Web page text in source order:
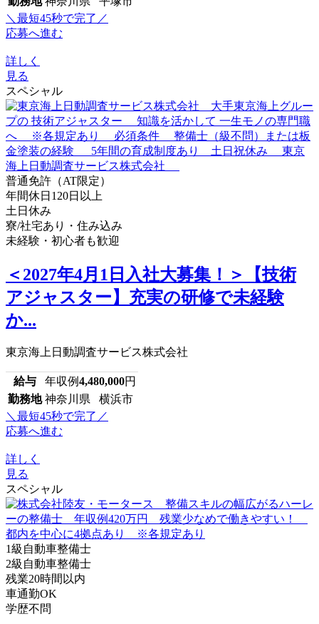
＼最短45秒で完了／
応募へ進む
詳しく
見る
スペシャル
普通免許（AT限定）
年間休日120日以上
土日休み
寮/社宅あり・住み込み
未経験・初心者も歓迎
＜2027年4月1日入社大募集！＞【技術
アジャスター】充実の研修で未経験
か...
東京海上日動調査サービス株式会社
給与 年収例4,480,000円
勤務地 神奈川県 横浜市
＼最短45秒で完了／
応募へ進む
詳しく
見る
スペシャル
1級自動車整備士
2級自動車整備士
残業20時間以内
車通勤OK
学歴不問